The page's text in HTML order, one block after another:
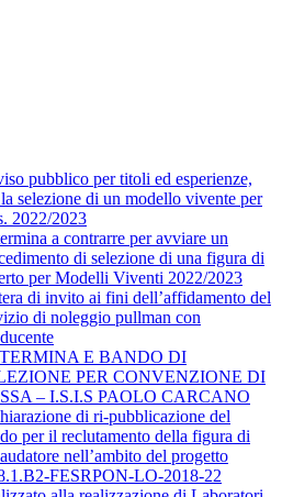
pubblico per titoli ed esperienze,
selezione di un modello vivente per
2022/2023
a contrarre per avviare un
di selezione di una figura di
per Modelli Viventi 2022/2023
di invito ai fini dell’affidamento del
di noleggio pullman con
E BANDO DI
PER CONVENZIONE DI
– I.S.I.S PAOLO CARCANO
di ri-pubblicazione del
per il reclutamento della figura di
nell’ambito del progetto
FESRPON-LO-2018-22